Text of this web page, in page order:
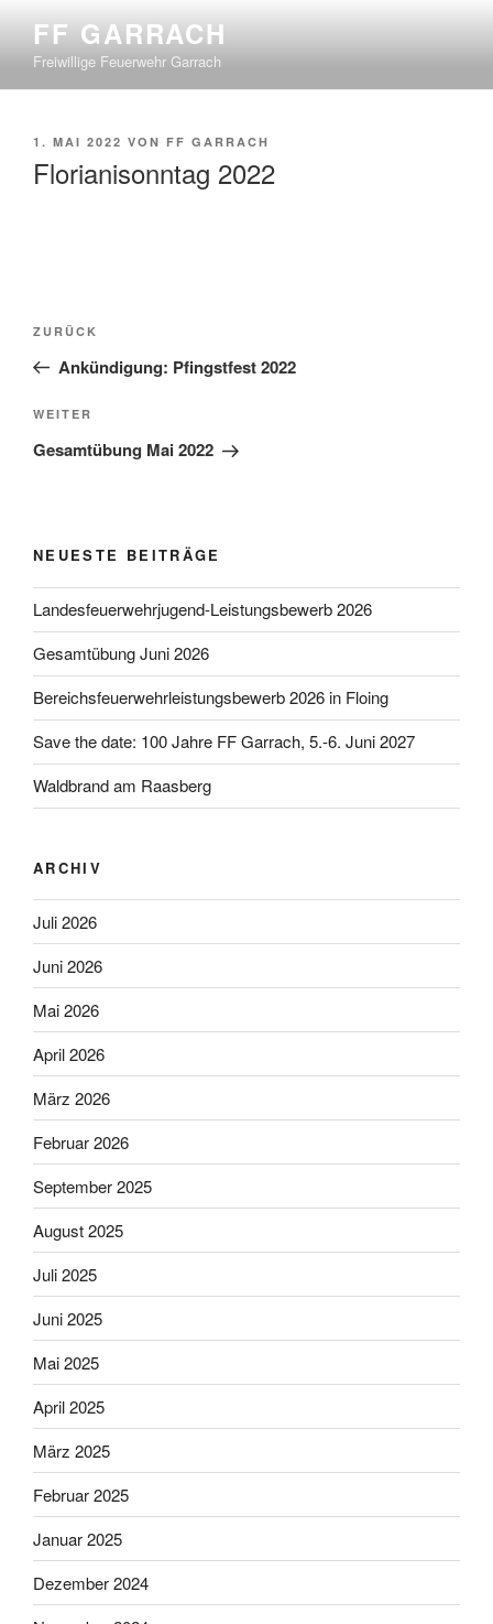
springen
FF GARRACH
Freiwillige Feuerwehr Garrach
VERÖFFENTLICHT
1. MAI 2022 VON FF GARRACH
Florianisonntag 2022
Beitragsnavigation
Vorheriger
Beitrag
ZURÜCK
Ankündigung: Pfingstfest 2022
Nächster
Beitrag
WEITER
Gesamtübung Mai 2022
NEUESTE BEITRÄGE
Landesfeuerwehrjugend-Leistungsbewerb 2026
Gesamtübung Juni 2026
Bereichsfeuerwehrleistungsbewerb 2026 in Floing
Save the date: 100 Jahre FF Garrach, 5.-6. Juni 2027
Waldbrand am Raasberg
ARCHIV
Juli 2026
Juni 2026
Mai 2026
April 2026
März 2026
Februar 2026
September 2025
August 2025
Juli 2025
Juni 2025
Mai 2025
April 2025
März 2025
Februar 2025
Januar 2025
Dezember 2024